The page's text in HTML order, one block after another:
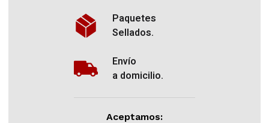
Paquetes
Sellados.
Envío
a domicilio.
Aceptamos: